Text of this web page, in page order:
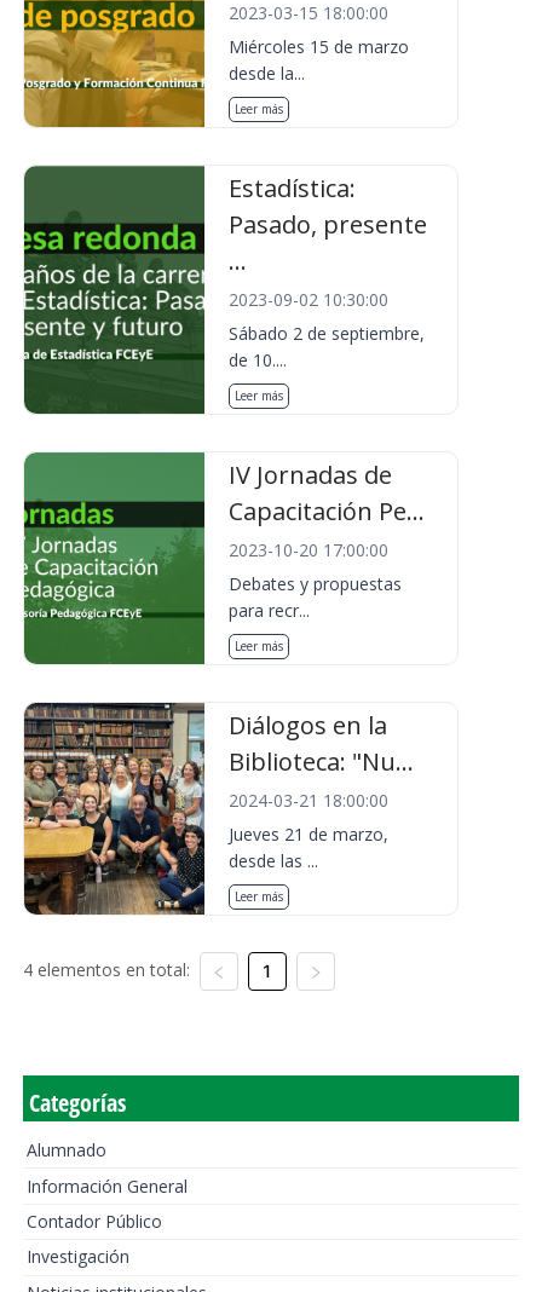
2023-03-15 18:00:00
Miércoles 15 de marzo
desde la...
Leer más
Estadística:
Pasado, presente
...
2023-09-02 10:30:00
Sábado 2 de septiembre,
de 10....
Leer más
IV Jornadas de
Capacitación Pe...
2023-10-20 17:00:00
Debates y propuestas
para recr...
Leer más
Diálogos en la
Biblioteca: "Nu...
2024-03-21 18:00:00
Jueves 21 de marzo,
desde las ...
Leer más
4 elementos en total: 1
Categorías
Alumnado
Información General
Contador Público
Investigación